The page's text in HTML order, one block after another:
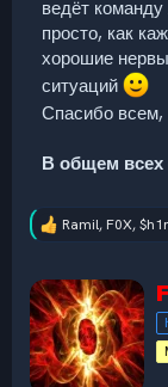
ведёт
просто, как
хорошие
ситуаций
Спасибо всем,
В общем
Р
к
ц
и
и
:
Ramil, F0X,
А
в
т